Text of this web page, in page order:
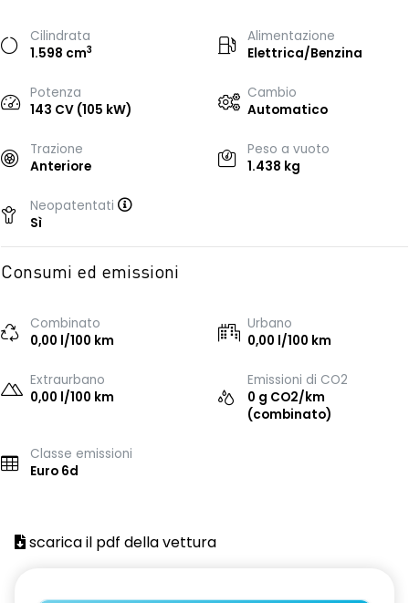
Cilindrata
1.598 cm3
Alimentazione
Elettrica/Benzina
Potenza
143 CV (105 kW)
Cambio
Automatico
Trazione
Anteriore
Peso a vuoto
1.438 kg
Neopatentati
Sì
Consumi ed emissioni
Combinato
0,00 l/100 km
Urbano
0,00 l/100 km
Extraurbano
0,00 l/100 km
Emissioni di CO2
0 g CO2/km
(combinato)
Classe emissioni
Euro 6d
scarica il pdf della vettura